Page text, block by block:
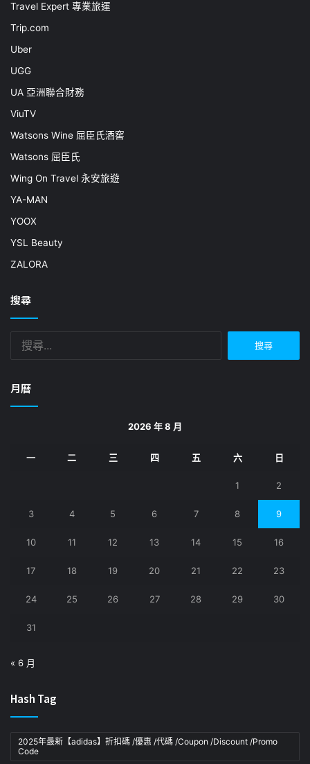
Travel Expert 專業旅運
Trip.com
Uber
UGG
UA 亞洲聯合財務
ViuTV
Watsons Wine 屈臣氏酒窖
Watsons 屈臣氏
Wing On Travel 永安旅遊
YA-MAN
YOOX
YSL Beauty
ZALORA
搜尋
月曆
2026 年 8 月
一 二 三 四 五 六 日
1 2
3 4 5 6 7 8 9
10 11 12 13 14 15 16
17 18 19 20 21 22 23
24 25 26 27 28 29 30
31
« 6 月
Hash Tag
2025年最新【adidas】折扣碼 /優惠 /代碼 /Coupon /Discount /Promo
Code